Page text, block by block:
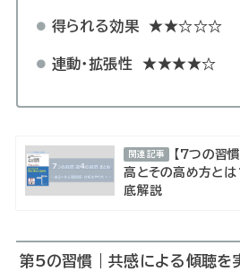
得られる効果★★☆☆☆
連動・拡張性 ★★★★☆
関連記事
【7つの習
高とその高め方と
底解説
第5の習慣｜共感による傾聴を